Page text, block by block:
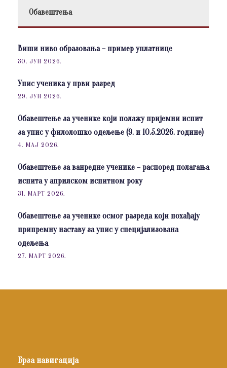
Обавештења
Виши ниво образовања – пример уплатнице
30. ЈУН 2026.
Упис ученика у први разред
29. ЈУН 2026.
Обавештење за ученике који полажу пријемни испит
за упис у филолошко одељење (9. и 10.5.2026. године)
4. МАЈ 2026.
Обавештење за ванредне ученике – распоред полагања
испита у априлском испитном року
31. МАРТ 2026.
Обавештење за ученике осмог разреда који похађају
припремну наставу за упис у специјализована
одељења
27. МАРТ 2026.
Брза навигација